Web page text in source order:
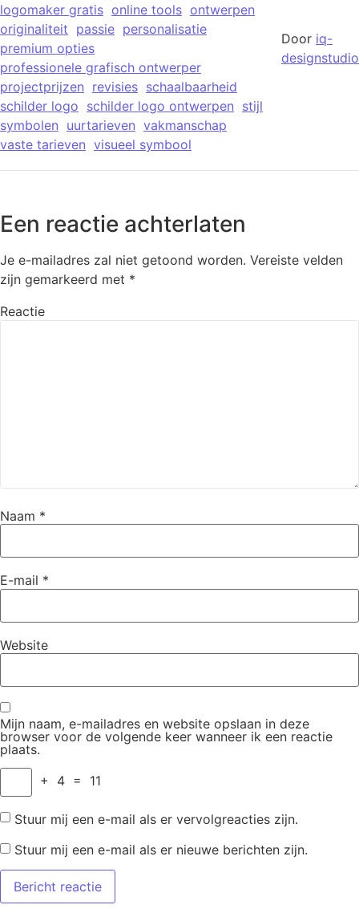
logomaker gratis online tools ontwerpen
originaliteit passie personalisatie
premium opties
professionele grafisch ontwerper
projectprijzen revisies schaalbaarheid
schilder logo schilder logo ontwerpen stijl
symbolen uurtarieven vakmanschap
vaste tarieven visueel symbool
Door iq-
designstudio
Een reactie achterlaten
Je e-mailadres zal niet getoond worden. Vereiste velden
zijn gemarkeerd met *
Reactie
Naam *
E-mail *
Website
Mijn naam, e-mailadres en website opslaan in deze
browser voor de volgende keer wanneer ik een reactie
plaats.
+
4 = 11
Stuur mij een e-mail als er vervolgreacties zijn.
Stuur mij een e-mail als er nieuwe berichten zijn.